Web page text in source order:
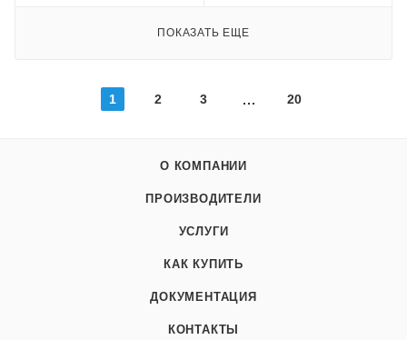
ПОКАЗАТЬ ЕЩЕ
1 2 3 20
О КОМПАНИИ
ПРОИЗВОДИТЕЛИ
УСЛУГИ
КАК КУПИТЬ
ДОКУМЕНТАЦИЯ
КОНТАКТЫ